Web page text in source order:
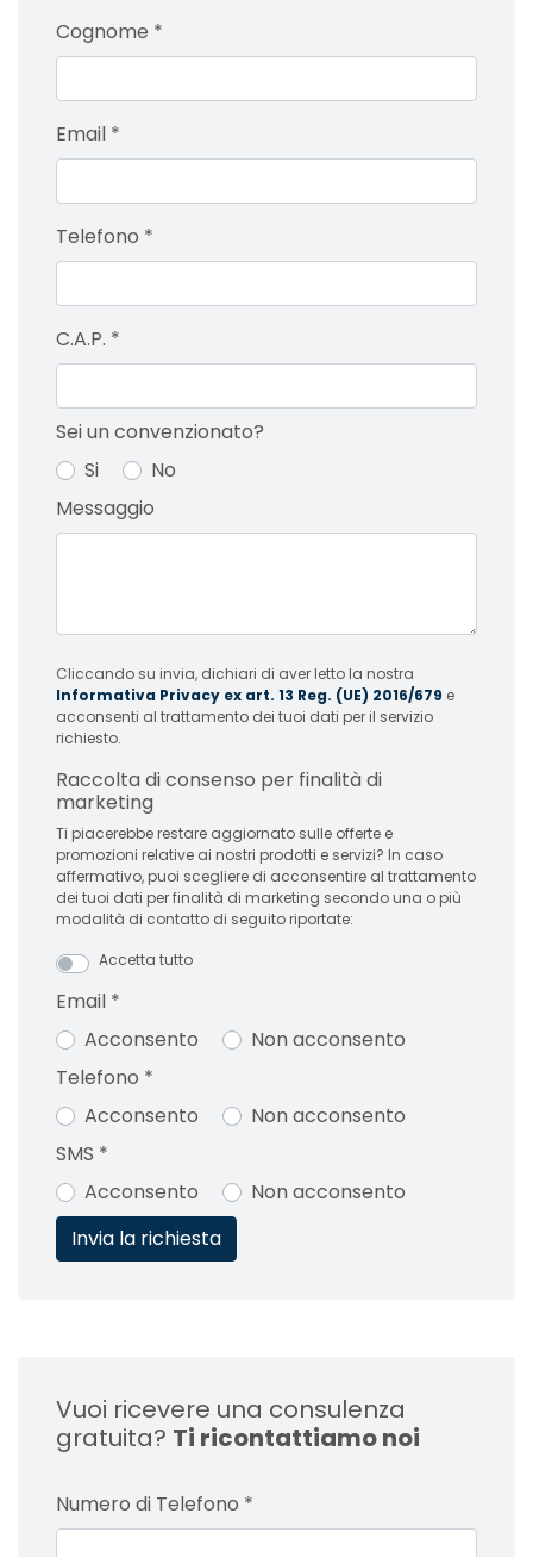
Cognome *
Email *
Telefono *
C.A.P. *
Sei un convenzionato?
Si
No
Messaggio
Cliccando su invia, dichiari di aver letto la nostra
Informativa Privacy ex art. 13 Reg. (UE) 2016/679 e
acconsenti al trattamento dei tuoi dati per il servizio
richiesto.
Raccolta di consenso per finalità di
marketing
Ti piacerebbe restare aggiornato sulle offerte e
promozioni relative ai nostri prodotti e servizi? In caso
affermativo, puoi scegliere di acconsentire al trattamento
dei tuoi dati per finalità di marketing secondo una o più
modalità di contatto di seguito riportate:
Accetta tutto
Email *
Acconsento
Non acconsento
Telefono *
Acconsento
Non acconsento
SMS *
Acconsento
Non acconsento
Vuoi ricevere una consulenza
gratuita? Ti ricontattiamo noi
Numero di Telefono *